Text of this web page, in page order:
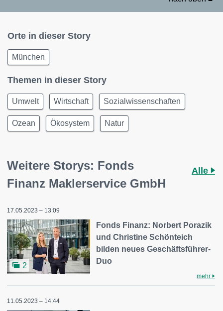
Orte in dieser Story
München
Themen in dieser Story
Umwelt Wirtschaft Sozialwissenschaften
Ozean Ökosystem Natur
Weitere Storys: Fonds
Finanz Maklerservice GmbH
Alle
17.05.2023 – 13:09
2
Fonds Finanz: Norbert Porazik
und Christine Schönteich
bilden neues Geschäftsführer-
Duo
mehr
11.05.2023 – 14:44